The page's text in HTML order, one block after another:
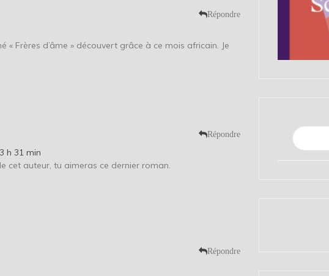
Répondre
« Frères d’âme » découvert grâce à ce mois africain. Je
Répondre
h 31 min
cet auteur, tu aimeras ce dernier roman.
Répondre